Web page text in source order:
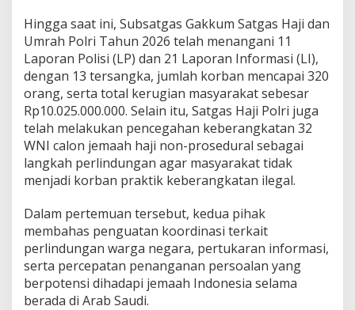
u
d
i
Hingga saat ini, Subsatgas Gakkum Satgas Haji dan
Umrah Polri Tahun 2026 telah menangani 11
Laporan Polisi (LP) dan 21 Laporan Informasi (LI),
dengan 13 tersangka, jumlah korban mencapai 320
orang, serta total kerugian masyarakat sebesar
Rp10.025.000.000. Selain itu, Satgas Haji Polri juga
telah melakukan pencegahan keberangkatan 32
WNI calon jemaah haji non-prosedural sebagai
langkah perlindungan agar masyarakat tidak
menjadi korban praktik keberangkatan ilegal.
Dalam pertemuan tersebut, kedua pihak
membahas penguatan koordinasi terkait
perlindungan warga negara, pertukaran informasi,
serta percepatan penanganan persoalan yang
berpotensi dihadapi jemaah Indonesia selama
berada di Arab Saudi.